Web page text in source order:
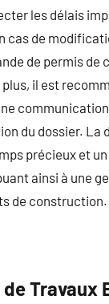
les délais
cas de
de permis de
il est
du dossier. La
précieux et
ainsi à une
de construction.
Travaux